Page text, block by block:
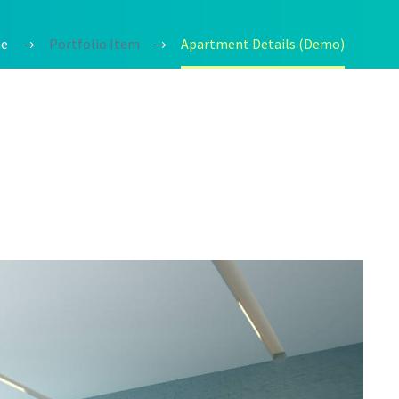
Portfolio Item Apartment Details (Demo)